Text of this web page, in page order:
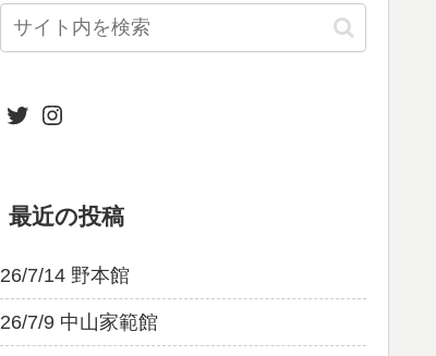
Twitter
最近の投稿
26/7/14 野本館
26/7/9 中山家範館